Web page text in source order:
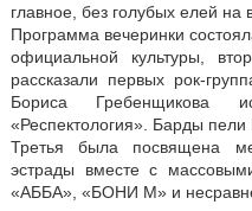
главное, без голубых елей на
Программа вечеринки
официальной культуры,
рассказали первых рок-
Бориса Гребенщикова
«Респектология». Барды пели
Третья была посвящена
эстрады вместе с
«АББА», «БОНИ М» и